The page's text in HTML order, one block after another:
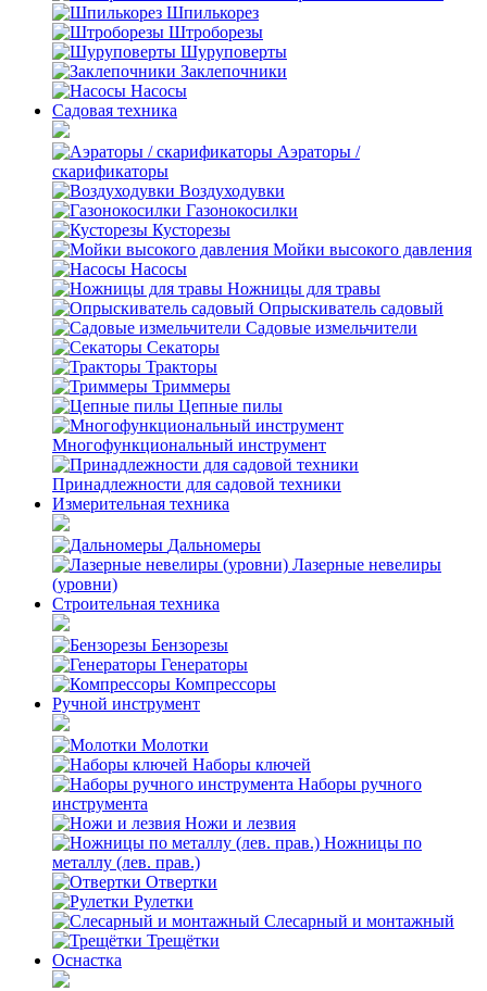
Шпилькорез
Штроборезы
Шуруповерты
Заклепочники
Насосы
Садовая техника
Аэраторы /
скарификаторы
Воздуходувки
Газонокосилки
Кусторезы
Мойки высокого давления
Насосы
Ножницы для травы
Опрыскиватель садовый
Садовые измельчители
Секаторы
Тракторы
Триммеры
Цепные пилы
Многофункциональный инструмент
Принадлежности для садовой техники
Измерительная техника
Дальномеры
Лазерные невелиры
(уровни)
Строительная техника
Бензорезы
Генераторы
Компрессоры
Ручной инструмент
Молотки
Наборы ключей
Наборы ручного
инструмента
Ножи и лезвия
Ножницы по
металлу (лев. прав.)
Отвертки
Рулетки
Слесарный и монтажный
Трещётки
Оснастка